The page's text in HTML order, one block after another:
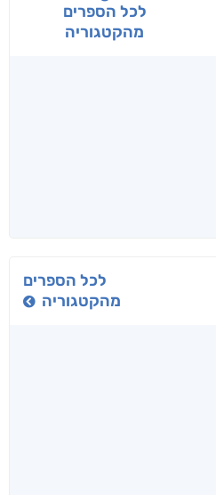
לכל הספרים
מהקטגוריה
תרדמת
א. פ.